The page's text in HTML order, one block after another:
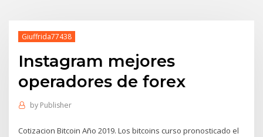
Giuffrida77438
Instagram mejores
operadores de forex
by Publisher
Cotizacion Bitcoin Año 2019. Los bitcoins curso pronosticado el